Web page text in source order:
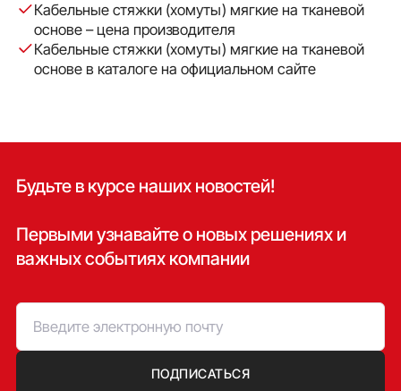
Кабельные стяжки (хомуты) мягкие на тканевой
основе – цена производителя
Кабельные стяжки (хомуты) мягкие на тканевой
основе в каталоге на официальном сайте
Будьте в курсе наших новостей!
Первыми узнавайте о новых решениях и
важных событиях компании
ПОДПИСАТЬСЯ